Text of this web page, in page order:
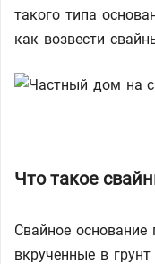
такого типа
как возвести
Что такое
Свайное основание
вкрученные в